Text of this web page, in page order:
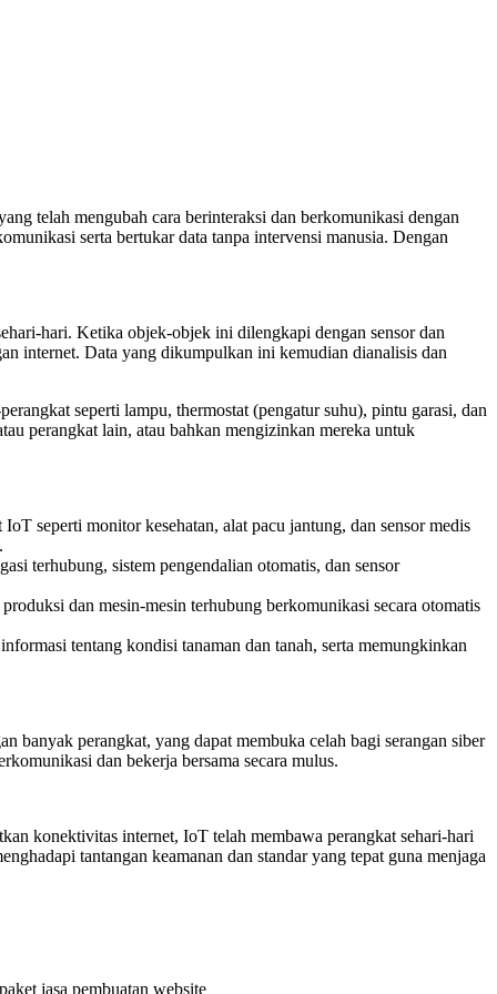
telah mengubah cara berinteraksi dan berkomunikasi dengan
serta bertukar data tanpa intervensi manusia. Dengan
hari. Ketika objek-objek ini dilengkapi dengan sensor dan
internet. Data yang dikumpulkan ini kemudian dianalisis dan
seperti lampu, thermostat (pengatur suhu), pintu garasi, dan
perangkat lain, atau bahkan mengizinkan mereka untuk
seperti monitor kesehatan, alat pacu jantung, dan sensor medis
terhubung, sistem pengendalian otomatis, dan sensor
dan mesin-mesin terhubung berkomunikasi secara otomatis
tentang kondisi tanaman dan tanah, serta memungkinkan
banyak perangkat, yang dapat membuka celah bagi serangan siber
dan bekerja bersama secara mulus.
konektivitas internet, IoT telah membawa perangkat sehari-hari
tantangan keamanan dan standar yang tepat guna menjaga
jasa pembuatan website